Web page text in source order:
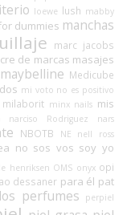
loewe lush mabby
dummies manchas
marc jacobs
de marcas masajes
maybelline Medicube
mi voto no es positivo
milaborit minx nails mis
narciso Rodriguez nars
NBOTB NE nell ross
no sos vos soy yo
henriksen OMS onyx opi
dessaner para él pat
perfumes
perpiel